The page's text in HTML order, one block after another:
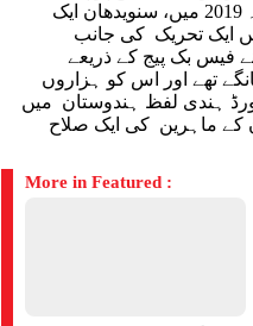
سازوں نے نمایاں طورپرتوجہ دی۔ 2019 میں، سنویدھان ایک
ایک تحریک کی جانب
فیس بک پیج کے ذریعے
تھے اور اس کو ہزاروں
ہندی لفظ ہندوستان میں
کے ماہرین کی ایک صلاح
More in Featured :